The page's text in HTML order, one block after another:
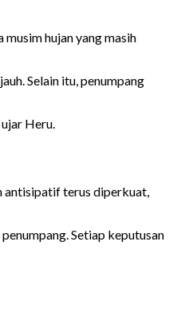
hujan yang masih
Selain itu, penumpang
Heru.
antisipatif terus diperkuat,
Setiap keputusan